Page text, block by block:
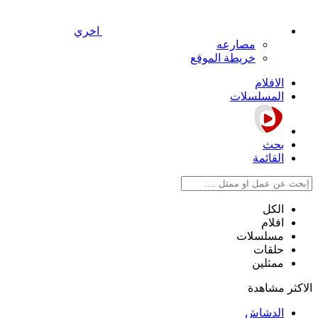
اخري
مصارعه
خريطة الموقع
الافلام
المسلسلات
بحث
القائمة
الكل
افلام
مسلسلات
حلقات
ممثلين
الاكثر مشاهدة
الدشاش